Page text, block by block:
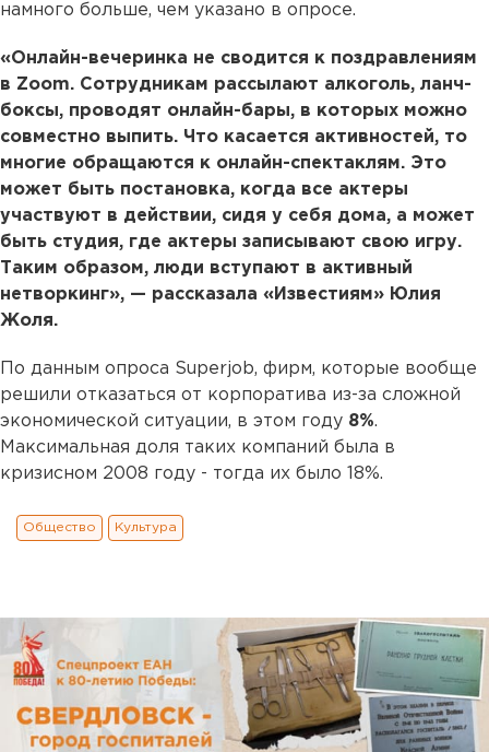
намного больше, чем указано в опросе.
«Онлайн-вечеринка не сводится к поздравлениям
в Zoom. Сотрудникам рассылают алкоголь, ланч-
боксы, проводят онлайн-бары, в которых можно
совместно выпить. Что касается активностей, то
многие обращаются к онлайн-спектаклям. Это
может быть постановка, когда все актеры
участвуют в действии, сидя у себя дома, а может
быть студия, где актеры записывают свою игру.
Таким образом, люди вступают в активный
нетворкинг», — рассказала «Известиям» Юлия
Жоля.
По данным опроса Superjob, фирм, которые вообще
решили отказаться от корпоратива из-за сложной
экономической ситуации, в этом году 8%.
Максимальная доля таких компаний была в
кризисном 2008 году - тогда их было 18%.
Общество Культура